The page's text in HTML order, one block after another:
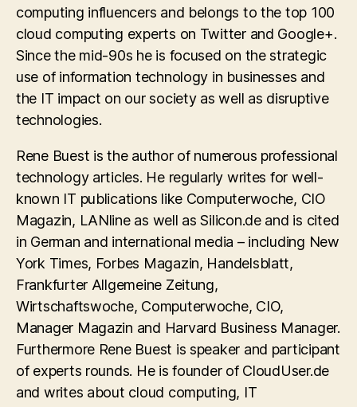
computing influencers and belongs to the top 100
cloud computing experts on Twitter and Google+.
Since the mid-90s he is focused on the strategic
use of information technology in businesses and
the IT impact on our society as well as disruptive
technologies.
Rene Buest is the author of numerous professional
technology articles. He regularly writes for well-
known IT publications like Computerwoche, CIO
Magazin, LANline as well as Silicon.de and is cited
in German and international media – including New
York Times, Forbes Magazin, Handelsblatt,
Frankfurter Allgemeine Zeitung,
Wirtschaftswoche, Computerwoche, CIO,
Manager Magazin and Harvard Business Manager.
Furthermore Rene Buest is speaker and participant
of experts rounds. He is founder of CloudUser.de
and writes about cloud computing, IT